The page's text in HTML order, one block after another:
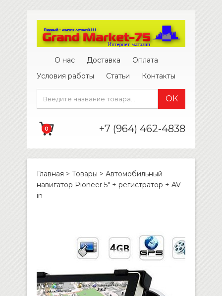
О нас Доставка
Оплата
Условия работы
Статьи Контакты
0 +7 (964) 462-4838
Главная > Товары > Автомобильный
навигатор Pioneer 5″ + регистратор + AV
in